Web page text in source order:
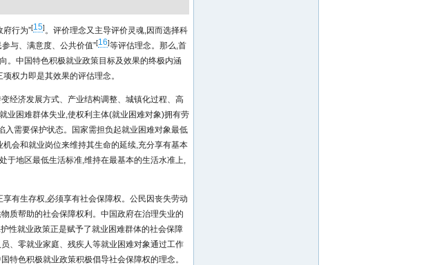
府行为”[15]。评价理念又主导评价灵魂,因而选择科
与、满意度、公共价值”[16]等评估理念。那么,首
。中国特色积极就业政策目标及效果的终极内涵
权力即是其效果的评估理念。
经济发展方式、产业结构调整、城镇化过程、高
业困难群体失业,使权利主体(就业困难对象)拥有劳
入需要保护状态。国家需担负起就业困难对象最低
会和就业岗位来维持其生命的延续,充分享有基本
于地区最低生活标准,维持在最基本的生活水准上,
有生存权,必须享有社会保障权。公民因丧失劳动
质帮助的社会保障权利。中国政府在治理失业的
性就业政策正是赋予了就业困难群体的社会保障
、零就业家庭、残疾人等就业困难对象通过工作
特色积极就业政策积极倡导社会保障权的理念。